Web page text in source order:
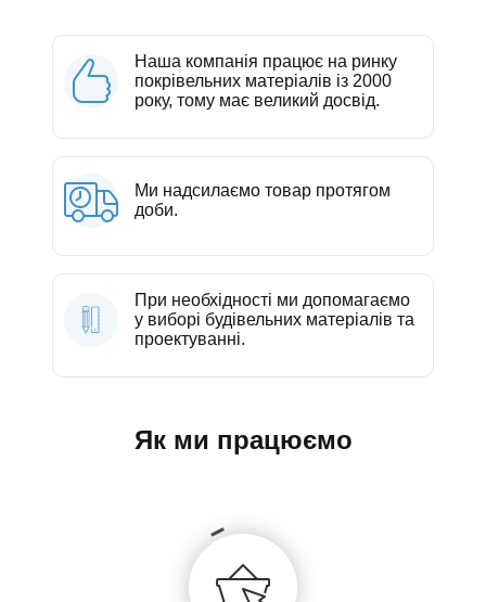
Наша компанія працює на ринку
покрівельних матеріалів із 2000
року, тому має великий досвід.
Ми надсилаємо товар протягом
доби.
При необхідності ми допомагаємо
у виборі будівельних матеріалів та
проектуванні.
Як ми працюємо